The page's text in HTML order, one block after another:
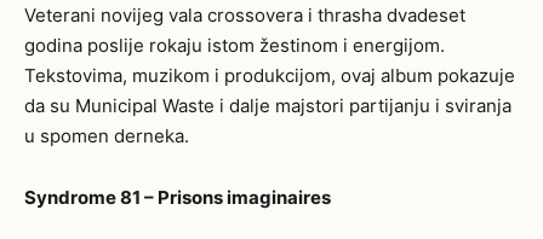
Veterani novijeg vala crossovera i thrasha dvadeset
godina poslije rokaju istom žestinom i energijom.
Tekstovima, muzikom i produkcijom, ovaj album pokazuje
da su Municipal Waste i dalje majstori partijanju i sviranja
u spomen derneka.
Syndrome 81 – Prisons imaginaires